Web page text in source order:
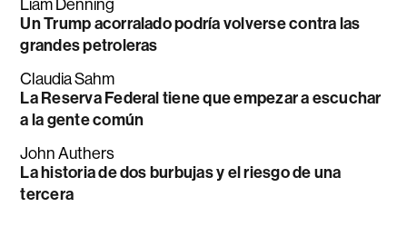
Liam Denning
Un Trump acorralado podría volverse contra las
grandes petroleras
Claudia Sahm
La Reserva Federal tiene que empezar a escuchar
a la gente común
John Authers
La historia de dos burbujas y el riesgo de una
tercera